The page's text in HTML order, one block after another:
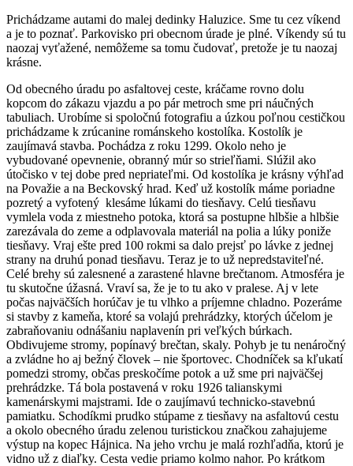
Prichádzame autami do malej dedinky Haluzice. Sme tu cez víkend
a je to poznať. Parkovisko pri obecnom úrade je plné. Víkendy sú tu
naozaj vyťažené, nemôžeme sa tomu čudovať, pretože je tu naozaj
krásne.
Od obecného úradu po asfaltovej ceste, kráčame rovno dolu
kopcom do zákazu vjazdu a po pár metroch sme pri náučných
tabuliach. Urobíme si spoločnú fotografiu a úzkou poľnou cestičkou
prichádzame k zrúcanine románskeho kostolíka. Kostolík je
zaujímavá stavba. Pochádza z roku 1299. Okolo neho je
vybudované opevnenie, obranný múr so strieľňami. Slúžil ako
útočisko v tej dobe pred nepriateľmi. Od kostolíka je krásny výhľad
na Považie a na Beckovský hrad. Keď už kostolík máme poriadne
pozretý a vyfotený klesáme lúkami do tiesňavy. Celú tiesňavu
vymlela voda z miestneho potoka, ktorá sa postupne hlbšie a hlbšie
zarezávala do zeme a odplavovala materiál na polia a lúky poniže
tiesňavy. Vraj ešte pred 100 rokmi sa dalo prejsť po lávke z jednej
strany na druhú ponad tiesňavu. Teraz je to už nepredstaviteľné.
Celé brehy sú zalesnené a zarastené hlavne brečtanom. Atmosféra je
tu skutočne úžasná. Vraví sa, že je to tu ako v pralese. Aj v lete
počas najväčších horúčav je tu vlhko a príjemne chladno. Pozeráme
si stavby z kameňa, ktoré sa volajú prehrádzky, ktorých účelom je
zabraňovaniu odnášaniu naplavenín pri veľkých búrkach.
Obdivujeme stromy, popínavý brečtan, skaly. Pohyb je tu nenáročný
a zvládne ho aj bežný človek – nie športovec. Chodníček sa kľukatí
pomedzi stromy, občas preskočíme potok a už sme pri najväčšej
prehrádzke. Tá bola postavená v roku 1926 talianskymi
kamenárskymi majstrami. Ide o zaujímavú technicko-stavebnú
pamiatku. Schodíkmi prudko stúpame z tiesňavy na asfaltovú cestu
a okolo obecného úradu zelenou turistickou značkou zahajujeme
výstup na kopec Hájnica. Na jeho vrchu je malá rozhľadňa, ktorú je
vidno už z diaľky. Cesta vedie priamo kolmo nahor. Po krátkom